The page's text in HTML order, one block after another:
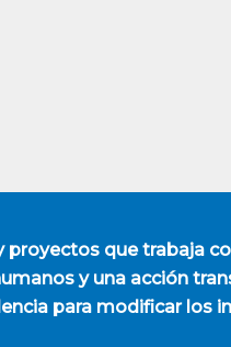
que trabaja
y una acción
para modificar los